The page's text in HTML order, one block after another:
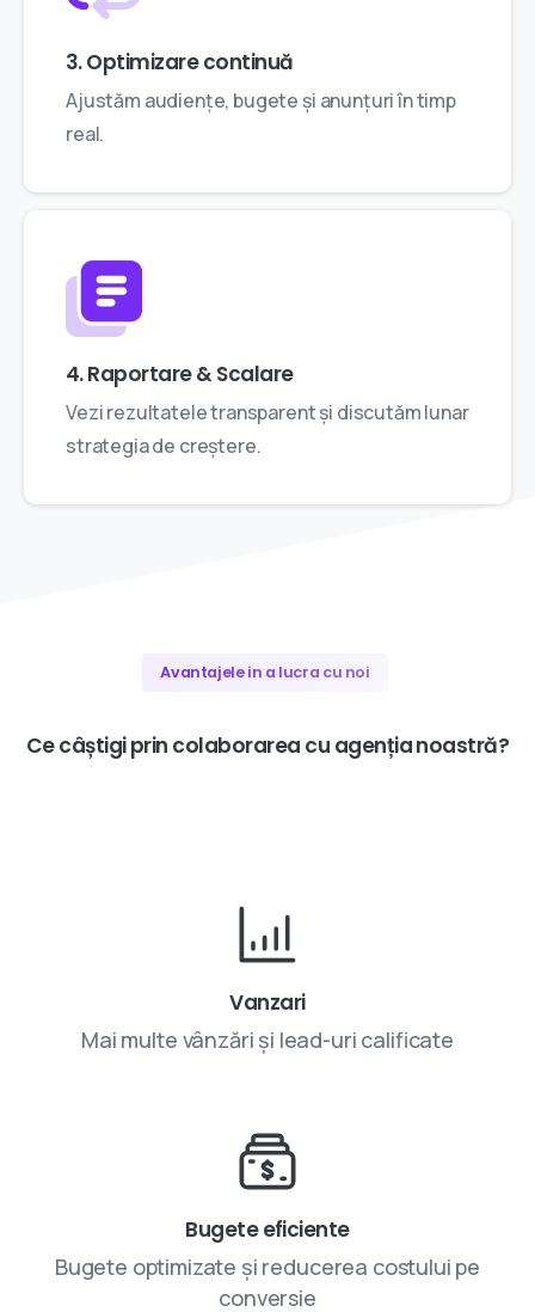
3. Optimizare continuă
Ajustăm audiențe, bugete și anunțuri în timp
real.
4. Raportare & Scalare
Vezi rezultatele transparent și discutăm lunar
strategia de creștere.
Avantajele in a lucra cu noi
Cecâștigiprin colaborarea cu agențianoastră?
Vanzari
Mai multe vânzări și lead-uri calificate
Bugete eficiente
Bugete optimizate și reducerea costului pe
conversie